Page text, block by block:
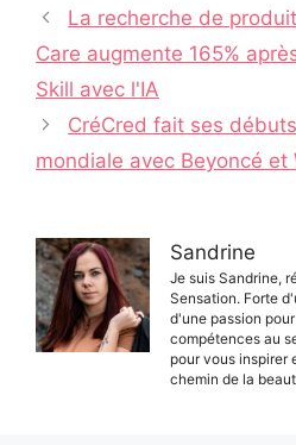
Navigation
des
La recherche de
Care augmente 165%
Skill avec l'IA
CréCred fait ses
mondiale avec Beyoncé et
Sandrine
Je suis Sandrine,
Sensation. Forte
d'une passion
compétences au
pour vous inspirer
chemin de la